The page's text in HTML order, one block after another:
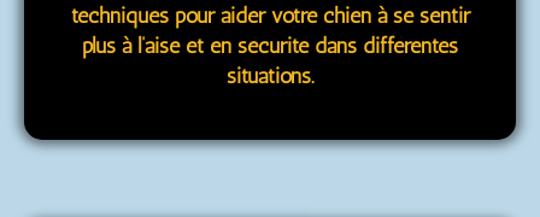
techniques pour aider votre chien à se sentir
plus à l’aise et en sécurité dans différentes
situations.